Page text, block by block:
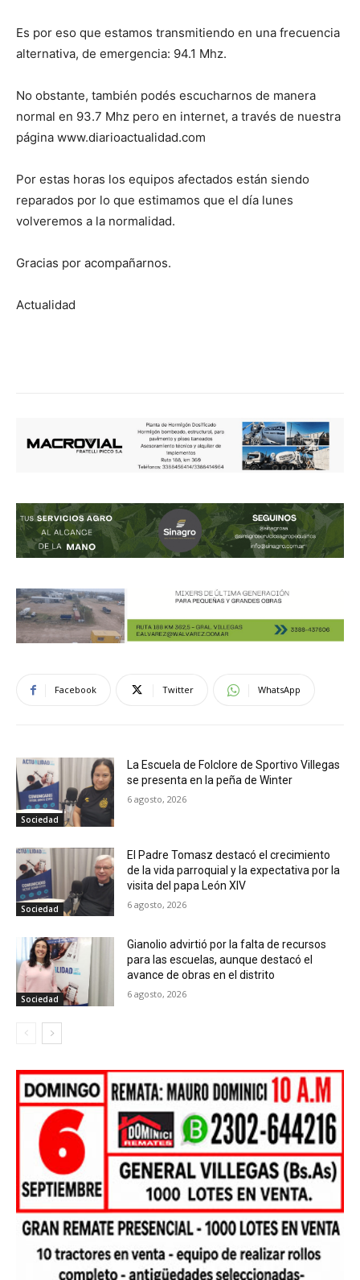
Es por eso que estamos transmitiendo en una frecuencia
alternativa, de emergencia: 94.1 Mhz.
No obstante, también podés escucharnos de manera
normal en 93.7 Mhz pero en internet, a través de nuestra
página www.diarioactualidad.com
Por estas horas los equipos afectados están siendo
reparados por lo que estimamos que el día lunes
volveremos a la normalidad.
Gracias por acompañarnos.
Actualidad
Facebook Twitter WhatsApp
Sociedad
La Escuela de Folclore de Sportivo Villegas
se presenta en la peña de Winter
6 agosto, 2026
Sociedad
El Padre Tomasz destacó el crecimiento
de la vida parroquial y la expectativa por la
visita del papa León XIV
6 agosto, 2026
Sociedad
Gianolio advirtió por la falta de recursos
para las escuelas, aunque destacó el
avance de obras en el distrito
6 agosto, 2026